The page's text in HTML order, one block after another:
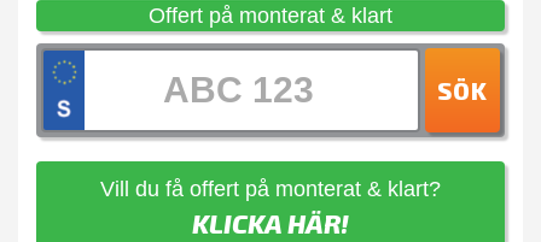
Offert på monterat & klart
SÖK
Vill du få offert på monterat & klart?
KLICKA HÄR!